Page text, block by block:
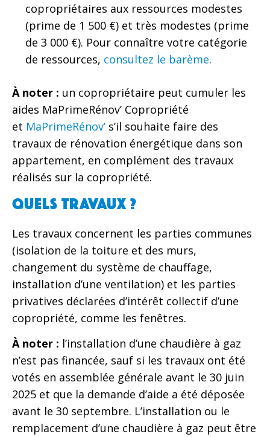
copropriétaires aux ressources modestes
(prime de 1 500 €) et très modestes (prime
de 3 000 €). Pour connaître votre catégorie
de ressources, consultez le barème.
À noter : un copropriétaire peut cumuler les
aides MaPrimeRénov’ Copropriété
et MaPrimeRénov’ s’il souhaite faire des
travaux de rénovation énergétique dans son
appartement, en complément des travaux
réalisés sur la copropriété.
Quels travaux ?
Les travaux concernent les parties communes
(isolation de la toiture et des murs,
changement du système de chauffage,
installation d’une ventilation) et les parties
privatives déclarées d’intérêt collectif d’une
copropriété, comme les fenêtres.
À noter : l’installation d’une chaudière à gaz
n’est pas financée, sauf si les travaux ont été
votés en assemblée générale avant le 30 juin
2025 et que la demande d’aide a été déposée
avant le 30 septembre. L’installation ou le
remplacement d’une chaudière à gaz peut être